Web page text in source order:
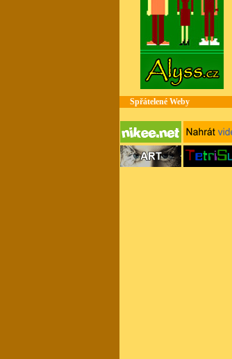
Spřátelené Weby